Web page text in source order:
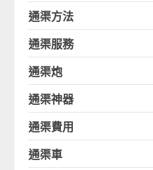
通渠方法
通渠服務
通渠炮
通渠神器
通渠費用
通渠車